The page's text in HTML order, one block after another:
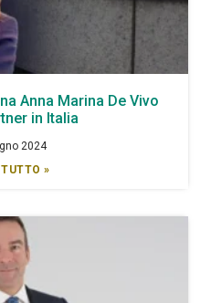
Anna Marina De Vivo
in Italia
2024
»